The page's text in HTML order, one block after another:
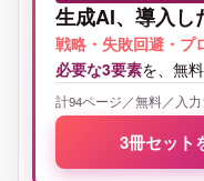
生成AI、導入し
戦略・失敗回避・プ
必要な3要素を、無
計94ページ／無料／入
3冊セット